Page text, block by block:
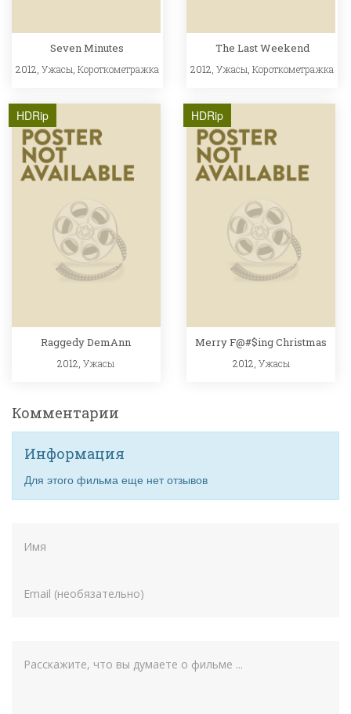
Seven Minutes
2012, Ужасы Короткометражка
The Last Weekend
2012,Ужасы ,Короткометражка
HDRip
Raggedy DemAnn
2012,Ужасы
HDRip
Merry F@#$ing Christmas
2012, Ужасы
Комментарии
Информация
Для этого фильма еще нет отзывов